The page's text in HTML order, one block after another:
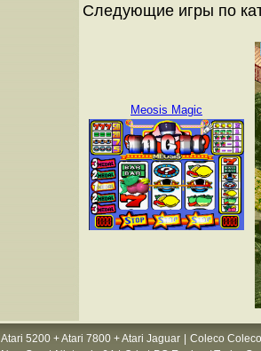
Следующие игры по
Meosis Magic
Atari 5200 + Atari 7800 + Atari Jaguar
Coleco